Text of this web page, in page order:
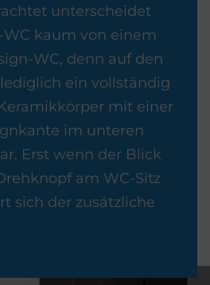
unterscheidet
WC kaum von einem
WC, denn auf den
ein vollständig
mit einer
im unteren
Erst wenn der Blick
am WC-Sitz
sich der zusätzliche